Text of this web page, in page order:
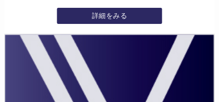
詳細をみる